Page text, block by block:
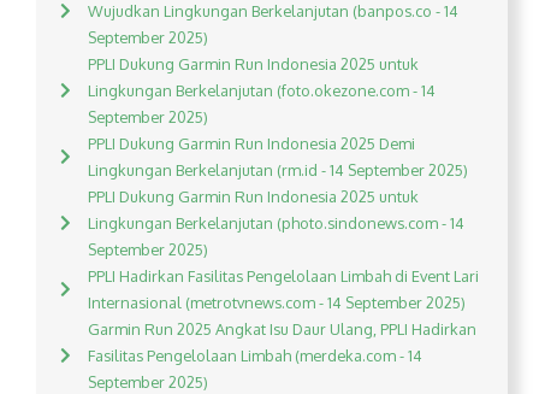
Wujudkan Lingkungan Berkelanjutan (banpos.co - 14
September 2025)
PPLI Dukung Garmin Run Indonesia 2025 untuk
Lingkungan Berkelanjutan (foto.okezone.com - 14
September 2025)
PPLI Dukung Garmin Run Indonesia 2025 Demi
Lingkungan Berkelanjutan (rm.id - 14 September 2025)
PPLI Dukung Garmin Run Indonesia 2025 untuk
Lingkungan Berkelanjutan (photo.sindonews.com - 14
September 2025)
PPLI Hadirkan Fasilitas Pengelolaan Limbah di Event Lari
Internasional (metrotvnews.com - 14 September 2025)
Garmin Run 2025 Angkat Isu Daur Ulang, PPLI Hadirkan
Fasilitas Pengelolaan Limbah (merdeka.com - 14
September 2025)